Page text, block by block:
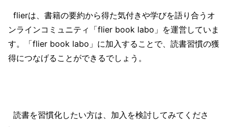
flierは、書籍の要約から得た気付きや学びを語り合うオ
ンラインコミュニティ「flier book labo」を運営していま
す。「flier book labo」に加入することで、読書習慣の獲
得につなげることができるでしょう。
読書を習慣化したい方は、加入を検討してみてくださ